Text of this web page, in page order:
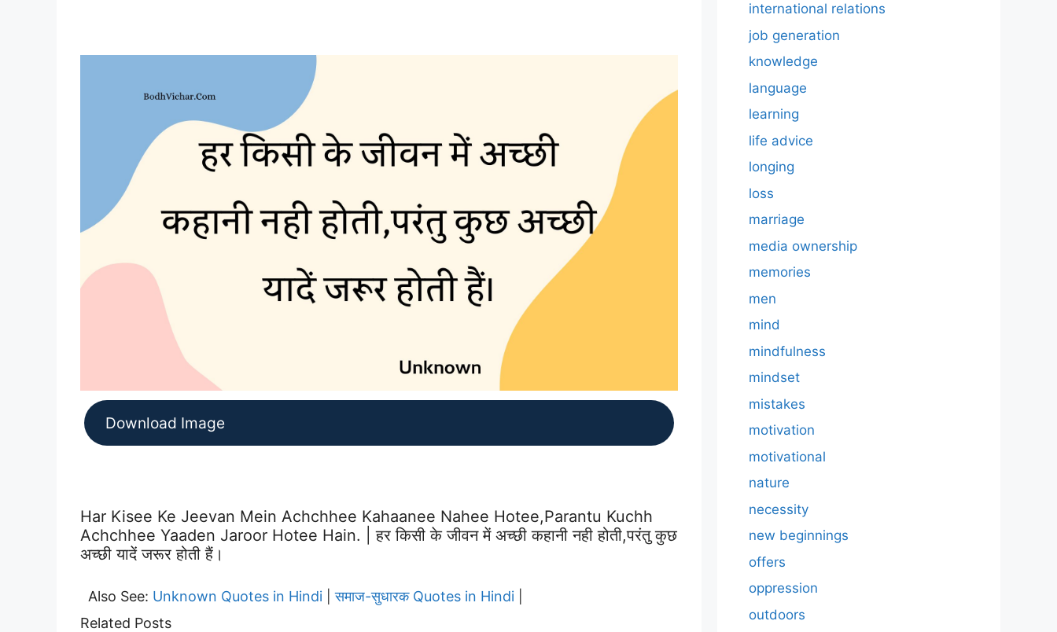
Download Image
Har Kisee Ke Jeevan Mein Achchhee Kahaanee Nahee Hotee,parantu Kuchh
Achchhee Yaaden Jaroor Hotee Hain. | हर किसी के जीवन में अच्छी कहानी नही होती,परंतु कुछ
अच्छी यादें जरूर होती हैं।
Also See: Unknown Quotes in Hindi |समाज-सुधारक Quotes in Hindi
Related Posts
international relations
job generation
knowledge
language
learning
life advice
longing
loss
marriage
media ownership
memories
men
mind
mindfulness
mindset
mistakes
motivation
motivational
nature
necessity
new beginnings
offers
oppression
outdoors